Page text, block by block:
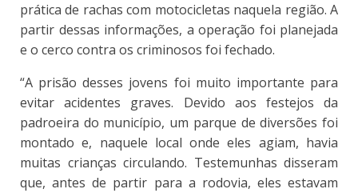
prática de rachas com motocicletas naquela região. A
partir dessas informações, a operação foi planejada
e o cerco contra os criminosos foi fechado.
“A prisão desses jovens foi muito importante para
evitar acidentes graves. Devido aos festejos da
padroeira do município, um parque de diversões foi
montado e, naquele local onde eles agiam, havia
muitas crianças circulando. Testemunhas disseram
que, antes de partir para a rodovia, eles estavam